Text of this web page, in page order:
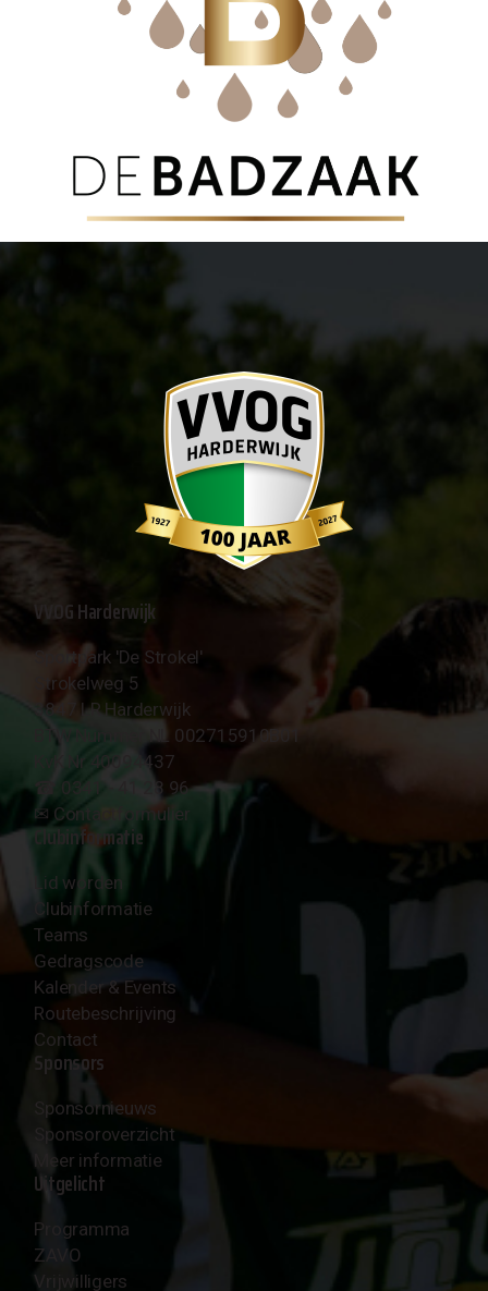
VVOG Harderwijk
Sportpark 'De Strokel'
Strokelweg 5
3847 LR Harderwijk
BTW Nummer NL 002715910B01
KvK Nr 40094437
☎︎ 0341 - 41 28 96
✉︎ Contactformulier
Clubinformatie
Lid worden
Clubinformatie
Teams
Gedragscode
Kalender & Events
Routebeschrijving
Contact
Sponsors
Sponsornieuws
Sponsoroverzicht
Meer informatie
Uitgelicht
Programma
ZAVO
Vrijwilligers